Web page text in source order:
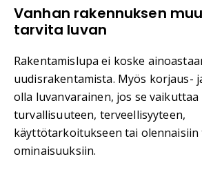
Vanhan rakennuksen
tarvita luvan
Rakentamislupa ei koske
uudisrakentamista. Myös korjaus-
olla luvanvarainen, jos se
turvallisuuteen, terveellisyyteen,
käyttötarkoitukseen tai olennaisiin
ominaisuuksiin.